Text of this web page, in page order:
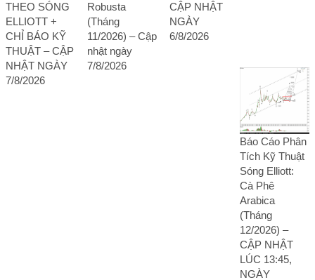
THEO SÓNG
ELLIOTT +
CHỈ BÁO KỸ
THUẬT – CẬP
NHẬT NGÀY
7/8/2026
Robusta
(Tháng
11/2026) – Cập
nhật ngày
7/8/2026
CẬP NHẬT
NGÀY
6/8/2026
Báo Cáo Phân
Tích Kỹ Thuật
Sóng Elliott:
Cà Phê
Arabica
(Tháng
12/2026) –
CẬP NHẬT
LÚC 13:45,
NGÀY